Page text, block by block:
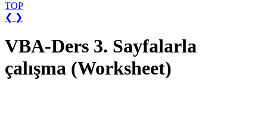
TOP
❮ ❯
VBA-Ders 3. Sayfalarla
çalışma (Worksheet)